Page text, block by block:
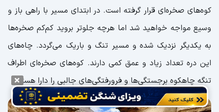
کوه‌های صخره‌ای قرار گرفته است. در ابتدای مسیر با راهی باز و
وسیع مواجه خواهید شد اما هرچه جلوتر بروید کم‌کم صخره‌ها
به یکدیگر نزدیک شده و مسیر تنگ و باریک می‌گردد. چاه‌های
این دره تعداد زیاد و عمق کمی دارند. کوه‌های صخره‌ای اطراف
تنگه چاهکوه برجستگی‌ها و فرورفتگی‌های جالبی را دارا هستند.